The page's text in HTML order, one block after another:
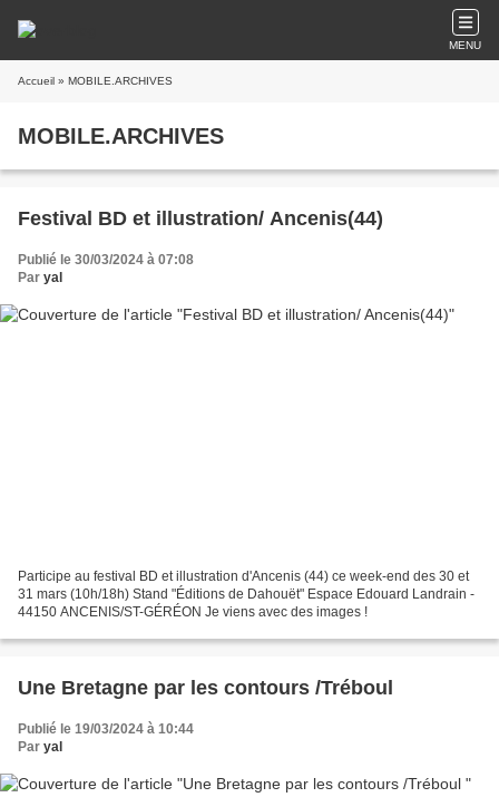
MENU
Accueil » MOBILE.ARCHIVES
MOBILE.ARCHIVES
Festival BD et illustration/ Ancenis(44)
Publié le 30/03/2024 à 07:08
Par yal
Participe au festival BD et illustration d'Ancenis (44) ce week-end des 30 et
31 mars (10h/18h) Stand "Éditions de Dahouët" Espace Edouard Landrain -
44150 ANCENIS/ST-GÉRÉON Je viens avec des images !
Une Bretagne par les contours /Tréboul
Publié le 19/03/2024 à 10:44
Par yal